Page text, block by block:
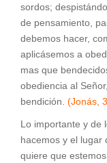
sordos;
de pensamiento,
debemos hacer,
aplicásemos a
mas que
obediencia al
bendición. (Jonás,
Lo importante y de
hacemos y el lugar
quiere que